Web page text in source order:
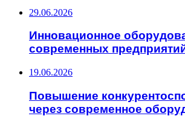
29.06.2026
Инновационное
современных
19.06.2026
Повышение
через современное